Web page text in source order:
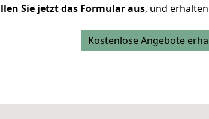
Sie jetzt das Formular aus, und
Kostenlose Angebote